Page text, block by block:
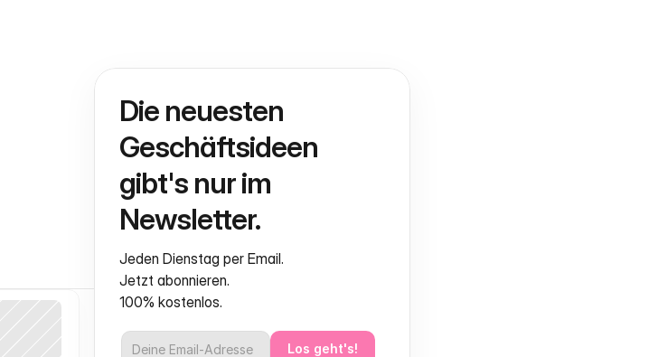
Die neuesten
Geschäftsideen
gibt's nur im
Newsletter.
Jeden Dienstag per Email.
Jetzt abonnieren.
100% kostenlos.
Los geht's!